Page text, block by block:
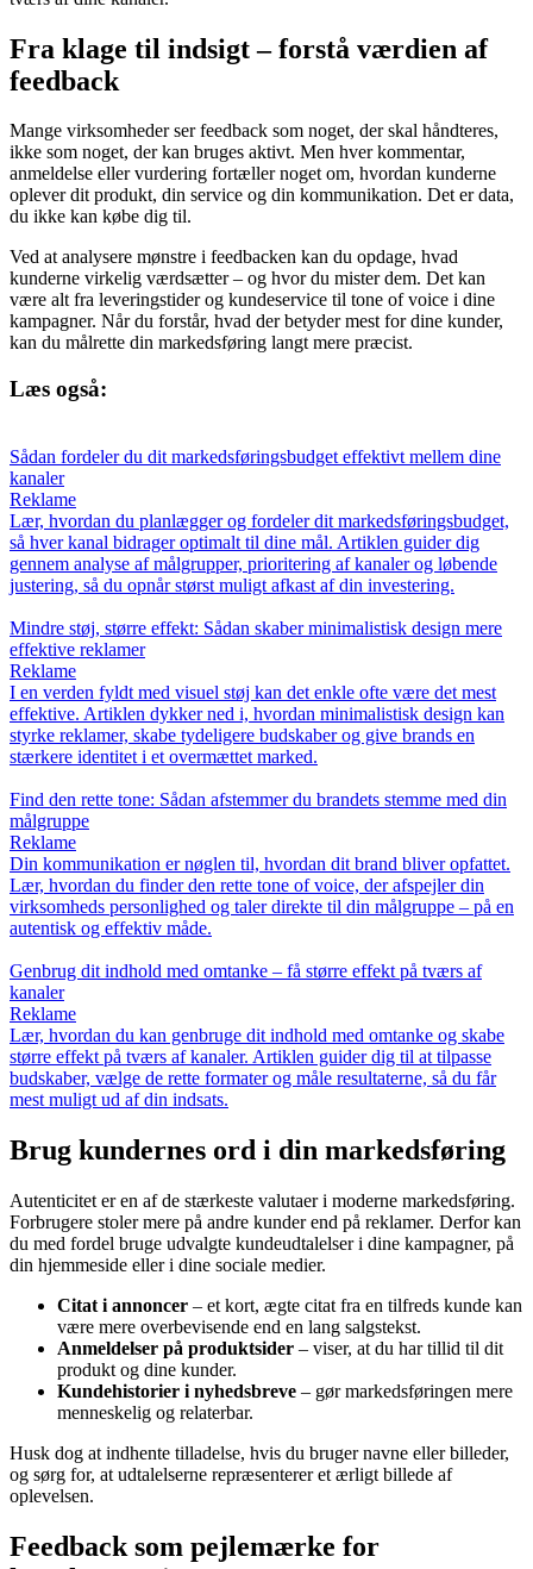
Fra klage til indsigt – forstå værdien af
feedback
Mange virksomheder ser feedback som noget, der skal håndteres,
ikke som noget, der kan bruges aktivt. Men hver kommentar,
anmeldelse eller vurdering fortæller noget om, hvordan kunderne
oplever dit produkt, din service og din kommunikation. Det er data,
du ikke kan købe dig til.
Ved at analysere mønstre i feedbacken kan du opdage, hvad
kunderne virkelig værdsætter – og hvor du mister dem. Det kan
være alt fra leveringstider og kundeservice til tone of voice i dine
kampagner. Når du forstår, hvad der betyder mest for dine kunder,
kan du målrette din markedsføring langt mere præcist.
Læs også:
Sådan fordeler du dit markedsføringsbudget effektivt mellem dine
kanaler
Reklame
Lær, hvordan du planlægger og fordeler dit markedsføringsbudget,
så hver kanal bidrager optimalt til dine mål. Artiklen guider dig
gennem analyse af målgrupper, prioritering af kanaler og løbende
justering, så du opnår størst muligt afkast af din investering.
Mindre støj, større effekt: Sådan skaber minimalistisk design mere
effektive reklamer
Reklame
I en verden fyldt med visuel støj kan det enkle ofte være det mest
effektive. Artiklen dykker ned i, hvordan minimalistisk design kan
styrke reklamer, skabe tydeligere budskaber og give brands en
stærkere identitet i et overmættet marked.
Find den rette tone: Sådan afstemmer du brandets stemme med din
målgruppe
Reklame
Din kommunikation er nøglen til, hvordan dit brand bliver opfattet.
Lær, hvordan du finder den rette tone of voice, der afspejler din
virksomheds personlighed og taler direkte til din målgruppe – på en
autentisk og effektiv måde.
Genbrug dit indhold med omtanke – få større effekt på tværs af
kanaler
Reklame
Lær, hvordan du kan genbruge dit indhold med omtanke og skabe
større effekt på tværs af kanaler. Artiklen guider dig til at tilpasse
budskaber, vælge de rette formater og måle resultaterne, så du får
mest muligt ud af din indsats.
Brug kundernes ord i din markedsføring
Autenticitet er en af de stærkeste valutaer i moderne markedsføring.
Forbrugere stoler mere på andre kunder end på reklamer. Derfor kan
du med fordel bruge udvalgte kundeudtalelser i dine kampagner, på
din hjemmeside eller i dine sociale medier.
Citat i annoncer – et kort, ægte citat fra en tilfreds kunde kan
være mere overbevisende end en lang salgstekst.
Anmeldelser på produktsider – viser, at du har tillid til dit
produkt og dine kunder.
Kundehistorier i nyhedsbreve – gør markedsføringen mere
menneskelig og relaterbar.
Husk dog at indhente tilladelse, hvis du bruger navne eller billeder,
og sørg for, at udtalelserne repræsenterer et ærligt billede af
oplevelsen.
Feedback som pejlemærke for